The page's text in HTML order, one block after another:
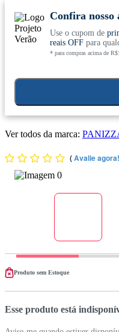
Conheça nosso site novo! E
Confira nosso
Use o cupom de
reais OFFpara
* para compras acima de
Chá Verde com Rosélis
Ver todos da marca:
(Avalie agora!
Produto sem Estoque
Esse produto está